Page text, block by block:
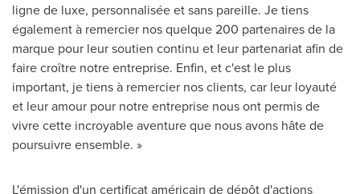
ligne de luxe, personnalisée et sans pareille. Je tiens
également à remercier nos quelque 200 partenaires de la
marque pour leur soutien continu et leur partenariat afin de
faire croître notre entreprise. Enfin, et c'est le plus
important, je tiens à remercier nos clients, car leur loyauté
et leur amour pour notre entreprise nous ont permis de
vivre cette incroyable aventure que nous avons hâte de
poursuivre ensemble. »
L'émission d'un certificat américain de dépôt d'actions